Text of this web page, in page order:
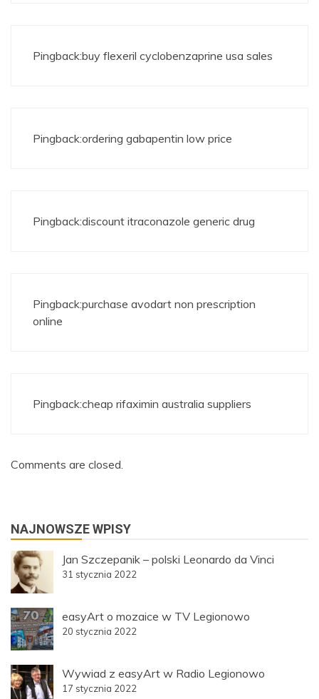
Pingback:buy flexeril cyclobenzaprine usa sales
Pingback:ordering gabapentin low price
Pingback:discount itraconazole generic drug
Pingback:purchase avodart non prescription
online
Pingback:cheap rifaximin australia suppliers
Comments are closed.
NAJNOWSZE WPISY
Jan Szczepanik – polski Leonardo da Vinci
31 stycznia 2022
easyArt o mozaice w TV Legionowo
20 stycznia 2022
Wywiad z easyArt w Radio Legionowo
17 stycznia 2022